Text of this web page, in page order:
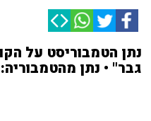
נתן הטמבוריסט על
גבר" • נתן